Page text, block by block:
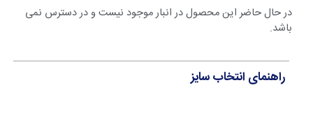
در حال حاضر این محصول در انبار موجود نیست و در دسترس نمی
باشد.
راهنمای انتخاب سایز